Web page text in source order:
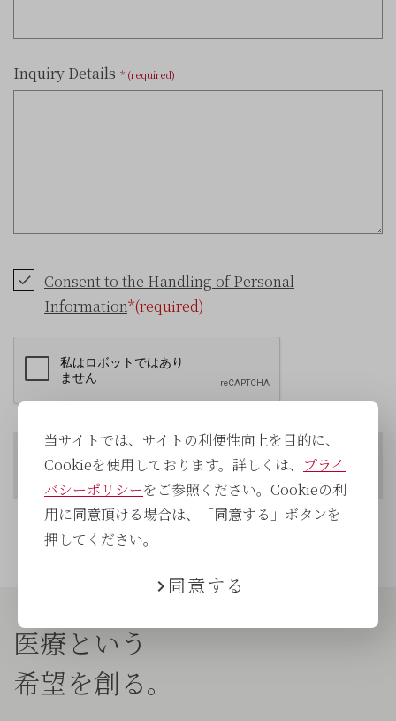
Inquiry Details * (required)
Consent to the Handling of Personal
Information*(required)
医療という
希望を創る。
当サイトでは、サイトの利便性向上を目的に、
Cookieを使用しております。詳しくは、 プライ
バシーポリシーをご参照ください。Cookieの利
用に同意頂ける場合は、「同意する」ボタンを
押してください。
同意する